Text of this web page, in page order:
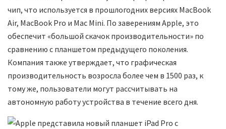
чип, что используется в прошлогодних версиях MacBook
Air, MacBook Pro и Mac Mini. По заверениям Apple, это
обеспечит «большой скачок производительности» по
сравнению с планшетом предыдущего поколения.
Компания также утверждает, что графическая
производительность возросла более чем в 1500 раз, к
тому же, пользователи могут рассчитывать на
автономную работу устройства в течение всего дня.